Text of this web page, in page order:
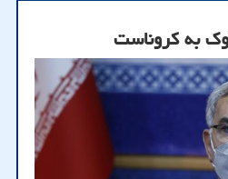
به کروناست